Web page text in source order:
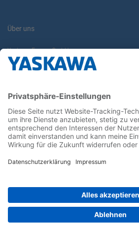
Über uns
Yaskawa Europe GmbH
Karriere
Newsletter
Follow us on...